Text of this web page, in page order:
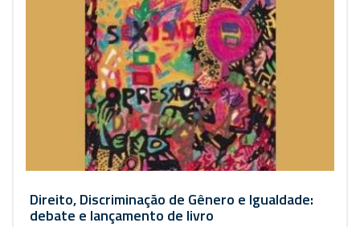
Direito, Discriminação de Gênero e Igualdade:
debate e lançamento de livro